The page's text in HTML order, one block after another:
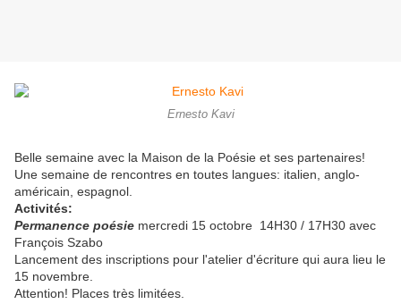
Ernesto Kavi
Belle semaine avec la Maison de la Poésie et ses partenaires!
Une semaine de rencontres en toutes langues: italien, anglo-
américain, espagnol.
Activités:
Permanence poésie mercredi 15 octobre 14H30 / 17H30 avec
François Szabo
Lancement des inscriptions pour l'atelier d'écriture qui aura lieu le
15 novembre.
Attention! Places très limitées.